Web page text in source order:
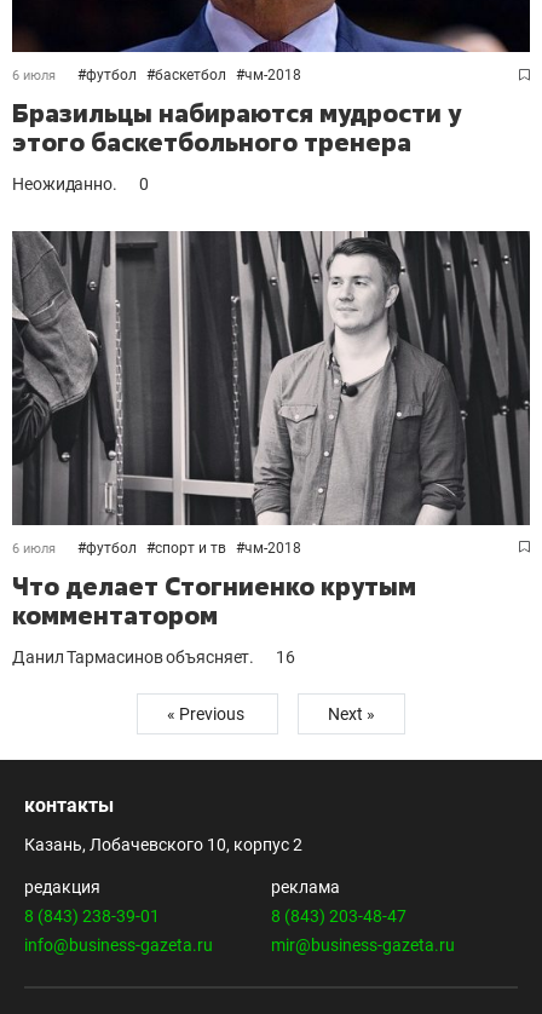
6 июля #футбол #баскетбол #чм-2018
Бразильцы набираются мудрости у
этого баскетбольного тренера
Неожиданно. 0
6 июля #футбол #спорт и тв #чм-2018
Что делает Стогниенко крутым
комментатором
Данил Тармасинов объясняет. 16
« Previous Next »
контакты
Казань, Лобачевского 10, корпус 2
редакция
8 (843) 238-39-01
info@business-gazeta.ru
реклама
8 (843) 203-48-47
mir@business-gazeta.ru